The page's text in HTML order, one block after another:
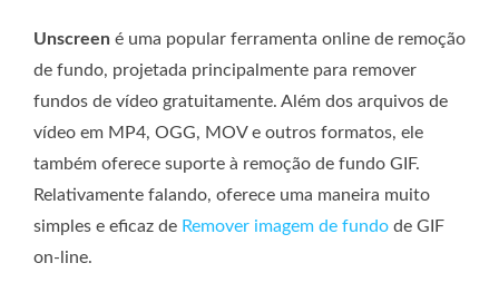
Unscreen é uma popular ferramenta online de remoção
de fundo, projetada principalmente para remover
fundos de vídeo gratuitamente. Além dos arquivos de
vídeo em MP4, OGG, MOV e outros formatos, ele
também oferece suporte à remoção de fundo GIF.
Relativamente falando, oferece uma maneira muito
simples e eficaz de Remover imagem de fundo de GIF
on-line.